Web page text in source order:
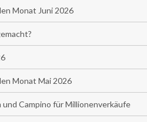
Monat Juni 2026
Monat Mai 2026
Campino für Millionenverkäufe